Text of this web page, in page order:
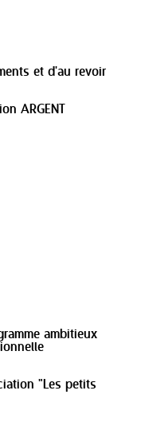
et d'au revoir
ARGENT
ambitieux
"Les petits